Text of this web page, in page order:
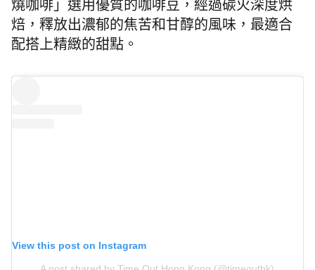
燒咖啡」選用優質的咖啡豆，經過碳火深度烘
焙，釋放出濃郁的焦苦和甘醇的風味，最適合
配搭上精緻的甜點。
View this post on Instagram